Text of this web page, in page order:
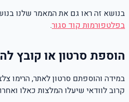
בנושא זה ראו גם את המאמר שלנו
בפלטפורמות קוד סגור.
הוספת סרטון או קובץ
במידה והוספתם סרטון לאתר, הרימו
קרוב לוודאי שיעלו המלצות כאלו